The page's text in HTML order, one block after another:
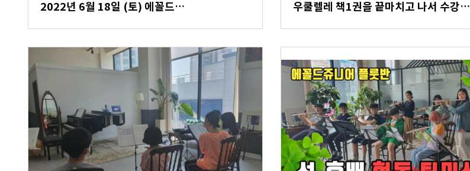
2022년 6월 18일 (토) 에꼴드… 우쿨렐레 책1권을 끝마치고 나서 수강…